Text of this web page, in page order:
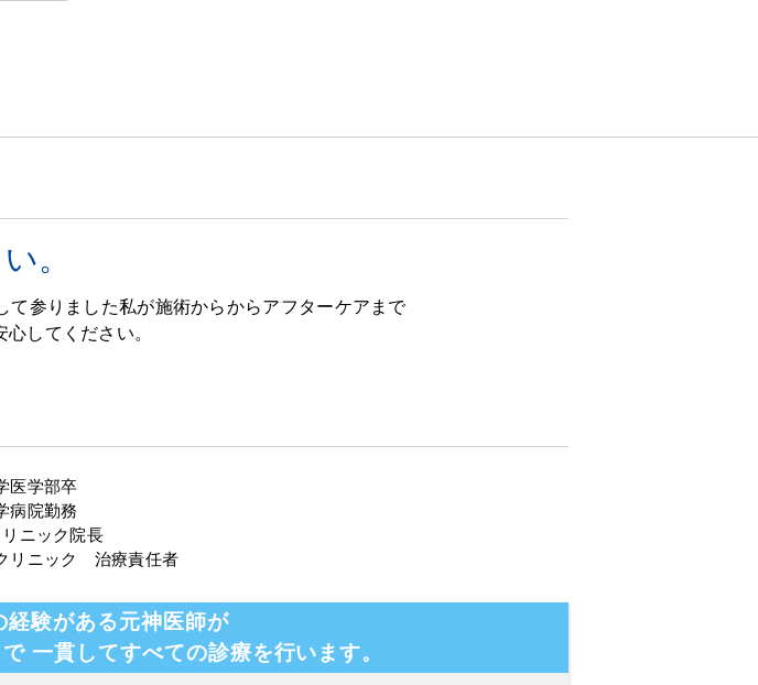
。
て参りました私が施術からからアフターケアまで
してください。
医学部卒
病院勤務
ニック院長
リニック 治療責任者
験がある元神医師が
一貫してすべての診療を行います。